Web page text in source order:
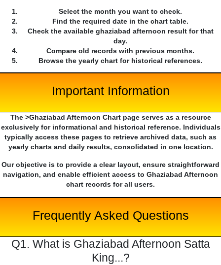
Select the month you want to check.
Find the required date in the chart table.
Check the available ghaziabad afternoon result for that
day.
Compare old records with previous months.
Browse the yearly chart for historical references.
Important Information
The >Ghaziabad Afternoon Chart page serves as a resource
exclusively for informational and historical reference. Individuals
typically access these pages to retrieve archived data, such as
yearly charts and daily results, consolidated in one location.
Our objective is to provide a clear layout, ensure straightforward
navigation, and enable efficient access to Ghaziabad Afternoon
chart records for all users.
Frequently Asked Questions
Q1. What is Ghaziabad Afternoon Satta
King...?